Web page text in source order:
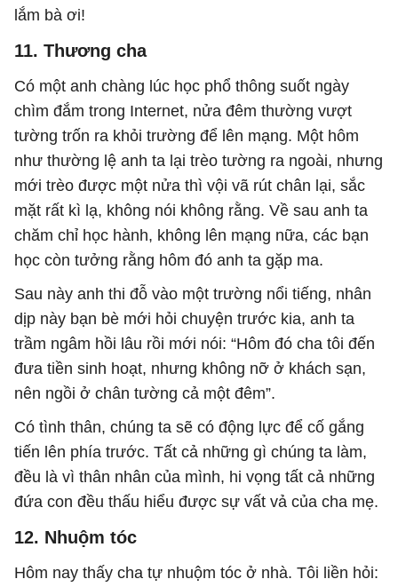
lắm bà ơi!
11. Thương cha
Có một anh chàng lúc học phổ thông suốt ngày
chìm đắm trong Internet, nửa đêm thường vượt
tường trốn ra khỏi trường để lên mạng. Một hôm
như thường lệ anh ta lại trèo tường ra ngoài, nhưng
mới trèo được một nửa thì vội vã rút chân lại, sắc
mặt rất kì lạ, không nói không rằng. Về sau anh ta
chăm chỉ học hành, không lên mạng nữa, các bạn
học còn tưởng rằng hôm đó anh ta gặp ma.
Sau này anh thi đỗ vào một trường nổi tiếng, nhân
dịp này bạn bè mới hỏi chuyện trước kia, anh ta
trầm ngâm hồi lâu rồi mới nói: “Hôm đó cha tôi đến
đưa tiền sinh hoạt, nhưng không nỡ ở khách sạn,
nên ngồi ở chân tường cả một đêm”.
Có tình thân, chúng ta sẽ có động lực để cố gắng
tiến lên phía trước. Tất cả những gì chúng ta làm,
đều là vì thân nhân của mình, hi vọng tất cả những
đứa con đều thấu hiểu được sự vất vả của cha mẹ.
12. Nhuộm tóc
Hôm nay thấy cha tự nhuộm tóc ở nhà. Tôi liền hỏi: